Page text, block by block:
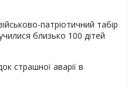
патріотичний табір
близько 100 дітей
страшної аварії в